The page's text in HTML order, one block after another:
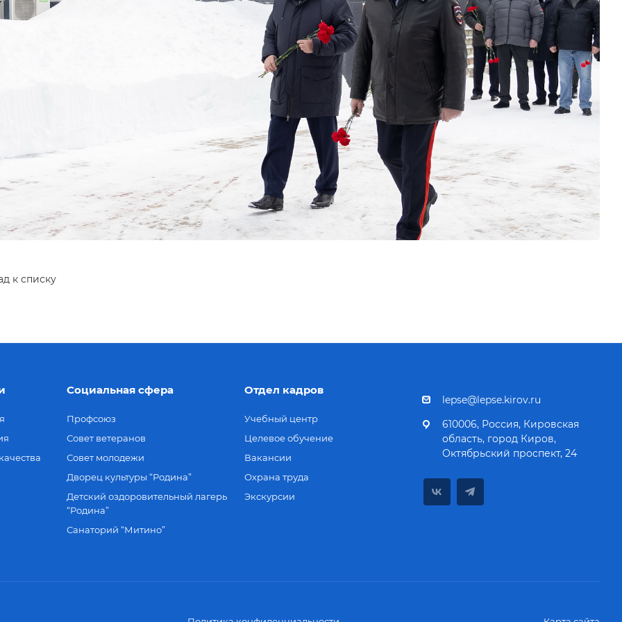
к списку
Социальная сфера
Профсоюз
Совет ветеранов
Совет молодежи
Дворец культуры “Родина”
Детский оздоровительный лагерь
“Родина”
Санаторий “Митино”
Отдел кадров
Учебный центр
Целевое обучение
Вакансии
Охрана труда
Экскурсии
lepse@lepse.kirov.ru
610006, Россия, Кировская
область, город Киров,
Октябрьский проспект, 24